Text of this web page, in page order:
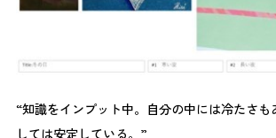
“知識をインプット中。自分の中には冷たさも
しては安定している。”